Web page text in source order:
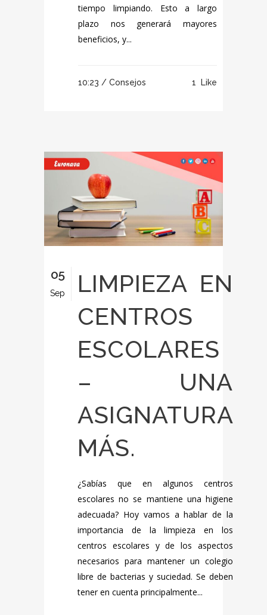
tiempo limpiando. Esto a largo
plazo nos generará mayores
beneficios, y...
10:23 / Consejos 1 Like
05
Sep
LIMPIEZA EN
CENTROS
ESCOLARES
– UNA
ASIGNATURA
MÁS.
¿Sabías que en algunos centros
escolares no se mantiene una higiene
adecuada? Hoy vamos a hablar de la
importancia de la limpieza en los
centros escolares y de los aspectos
necesarios para mantener un colegio
libre de bacterias y suciedad. Se deben
tener en cuenta principalmente...